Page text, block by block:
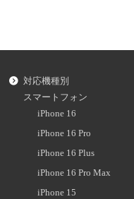
対応機種別
スマートフォン
iPhone 16
iPhone 16 Pro
iPhone 16 Plus
iPhone 16 Pro Max
iPhone 15